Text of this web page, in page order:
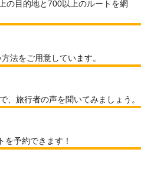
の目的地と700以上のルートを網
法をご用意しています。
、旅行者の声を聞いてみましょう。
を予約できます！